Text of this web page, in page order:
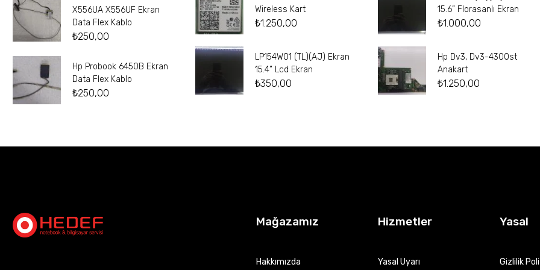
X556UA X556UF Ekran
Data Flex Kablo
₺250,00
Hp Probook 6450B Ekran
Data Flex Kablo
₺250,00
Wireless Kart
₺1.250,00
LP154W01 (TL)(AJ) Ekran
15.4” Lcd Ekran
₺350,00
15.6” Florasanlı Ekran
₺1.000,00
Hp Dv3, Dv3-4300st
Anakart
₺1.250,00
Mağazamız
Hakkımızda
Hizmetler
Yasal Uyarı
Yasal
Gizlilik